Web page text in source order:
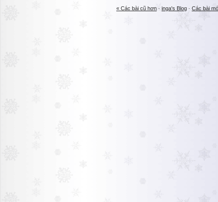
« Các bài cũ hơn · inga's Blog · Các bài